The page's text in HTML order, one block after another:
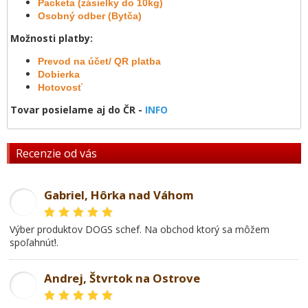
Packeta (zásielky do 10kg)
Osobný odber (Bytča)
Možnosti platby:
Prevod na účet/ QR platba
Dobierka
Hotovosť
Tovar posielame aj do ČR - INFO
Recenzie od vás
Gabriel, Hôrka nad Váhom
Výber produktov DOGS schef. Na obchod ktorý sa môžem
spoľahnúť!.
Andrej, Štvrtok na Ostrove